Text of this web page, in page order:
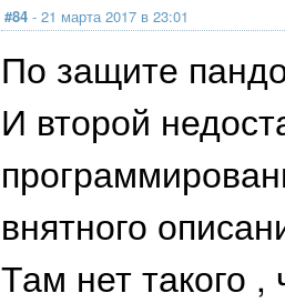
#84 - 21 марта 2017 в 23:01
По защите
И второй
внятного
Там нет такого